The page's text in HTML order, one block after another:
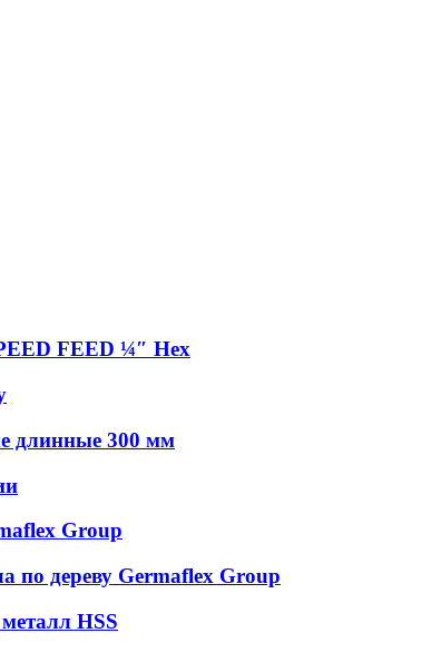
FEED ¼″ Hex
длинные 300 мм
Group
по дереву Germaflex Group
HSS